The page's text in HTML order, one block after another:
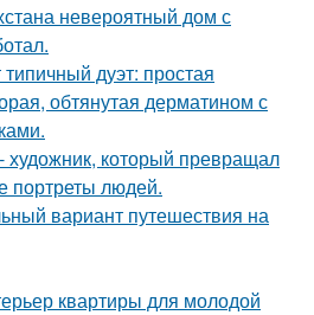
невероятный дом с
дуэт: простая
обтянутая дерматином с
который превращал
портреты людей.
вариант путешествия на
квартиры для молодой